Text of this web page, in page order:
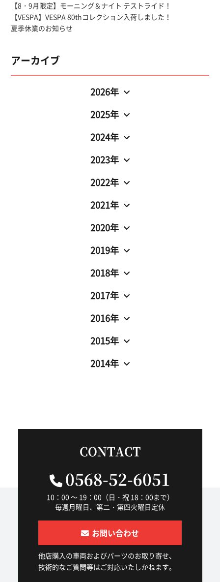
【8・9月限定】モーニング＆ナイト テストライド！
【VESPA】VESPA 80thコレクション入荷しました！
夏季休業のお知らせ
アーカイブ
2026年
2025年
2024年
2023年
2022年
2021年
2020年
2019年
2018年
2017年
2016年
2015年
2014年
CONTACT
0568-52-6051
10：00 ～ 19：00（日・祝 18：00まで）
毎週月曜日、第二・第四火曜日定休
お問い合わせ
他店購入の車両およびパーツのお取り寄せ、
技術的なご質問等はご対応いたしかねます。